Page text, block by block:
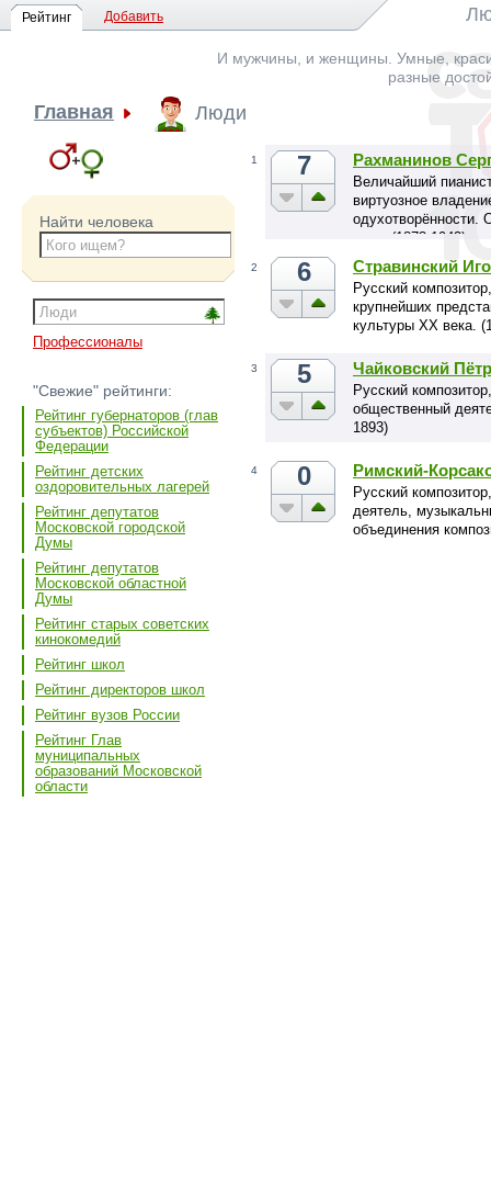
Рейтинг Добавить
И мужчины, и женщины. Умные,
разные
Главная Люди
Найти человека
Профессионалы
"Свежие" рейтинги:
Рейтинг губернаторов (глав
субъектов) Российской
Федерации
Рейтинг детских
оздоровительных лагерей
Рейтинг депутатов
Московской городской
Думы
Рейтинг депутатов
Московской областной
Думы
Рейтинг старых советских
кинокомедий
Рейтинг школ
Рейтинг директоров школ
Рейтинг вузов России
Рейтинг Глав
муниципальных
образований Московской
области
1 7 Рахманинов
Величайший
виртуозное
одухотворённости.
века. (1873-1943)
2 6 Стравинский
Русский
крупнейших
культуры XX века.
3 5 Чайковский
Русский
общественный
1893)
4 0 Римский-
Русский
деятель,
объединения